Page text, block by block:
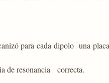
para cada dipolo una
de resonancia correcta.